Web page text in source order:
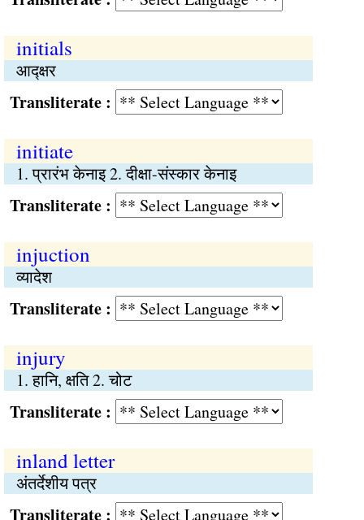
initials
आद्‍क्षर
:
initiate
1. प्रारंभ केनाइ 2. दीक्षा-संस्कार केनाइ
:
injuction
व्यादेश
:
injury
1. हानि, क्षति 2. चोट
:
inland letter
अंतर्देशीय पत्र
: